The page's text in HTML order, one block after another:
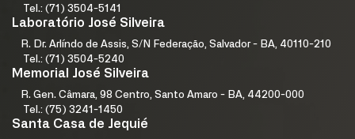
Tel.: (71) 3504-5141
Laboratório José Silveira
R. Dr. Arlíndo de Assis, S/N Federação, Salvador - BA, 40110-210
Tel.: (71) 3504-5240
Memorial José Silveira
R. Gen. Câmara, 98 Centro, Santo Amaro - BA, 44200-000
Tel.: (75) 3241-1450
Santa Casa de Jequié